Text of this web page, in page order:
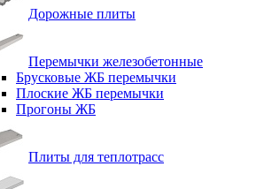
Дорожные плиты
Перемычки железобетонные
Брусковые ЖБ перемычки
Плоские ЖБ перемычки
Прогоны ЖБ
Плиты для теплотрасс